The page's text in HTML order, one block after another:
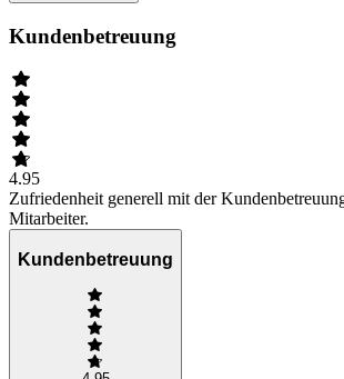
Kundenbetreuung
4.95
Zufriedenheit generell mit der
Mitarbeiter.
Kundenbetreuung